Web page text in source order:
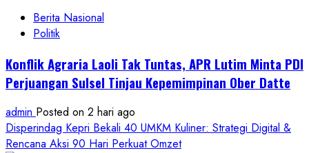
Berita Nasional
Politik
Konflik Agraria Laoli Tak Tuntas, APR Lutim Minta PDI
Perjuangan Sulsel Tinjau Kepemimpinan Ober Datte
admin Posted on 2 hari ago
Disperindag Kepri Bekali 40 UMKM Kuliner: Strategi Digital &
Rencana Aksi 90 Hari Perkuat Omzet